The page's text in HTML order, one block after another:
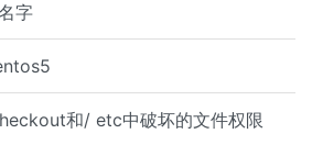
字
和/ etc中破坏的文件权限